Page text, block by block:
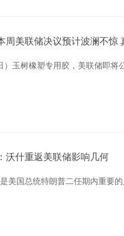
周美联储决议预计波澜不惊
）玉树橡塑专用胶，美联储即
沃什重返美联储影响几何
美国总统特朗普二任期内重要